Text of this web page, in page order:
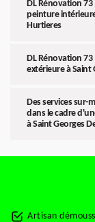
DL Rénovation
peinture
Hurtieres
DL Rénovation
extérieure à Saint
Des services sur-
dans le cadre
à Saint Georges
Artisan